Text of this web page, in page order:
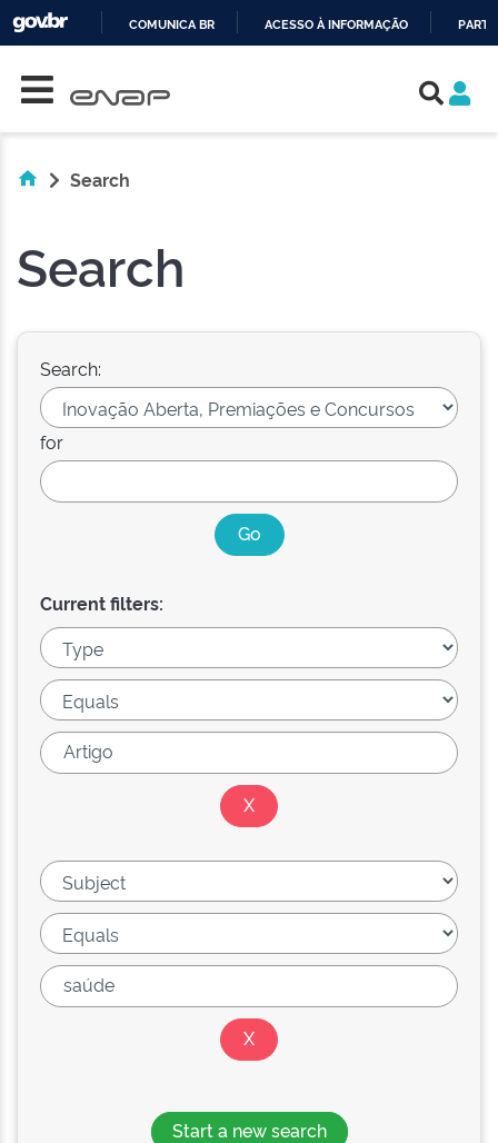
COMUNICA BR ACESSO À INFORMAÇÃO
Search
Search
Search:
for
Current filters:
Start a new search